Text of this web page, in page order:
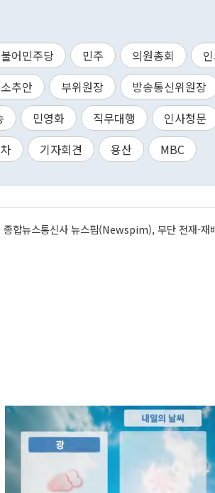
어민주당 민주 의원총회
추안 부위원장 방송통신위원장
민영화 직무대행 인사청문
기자회견 용산 MBC
종합뉴스통신사 뉴스핌(Newspim), 무단 전재-재